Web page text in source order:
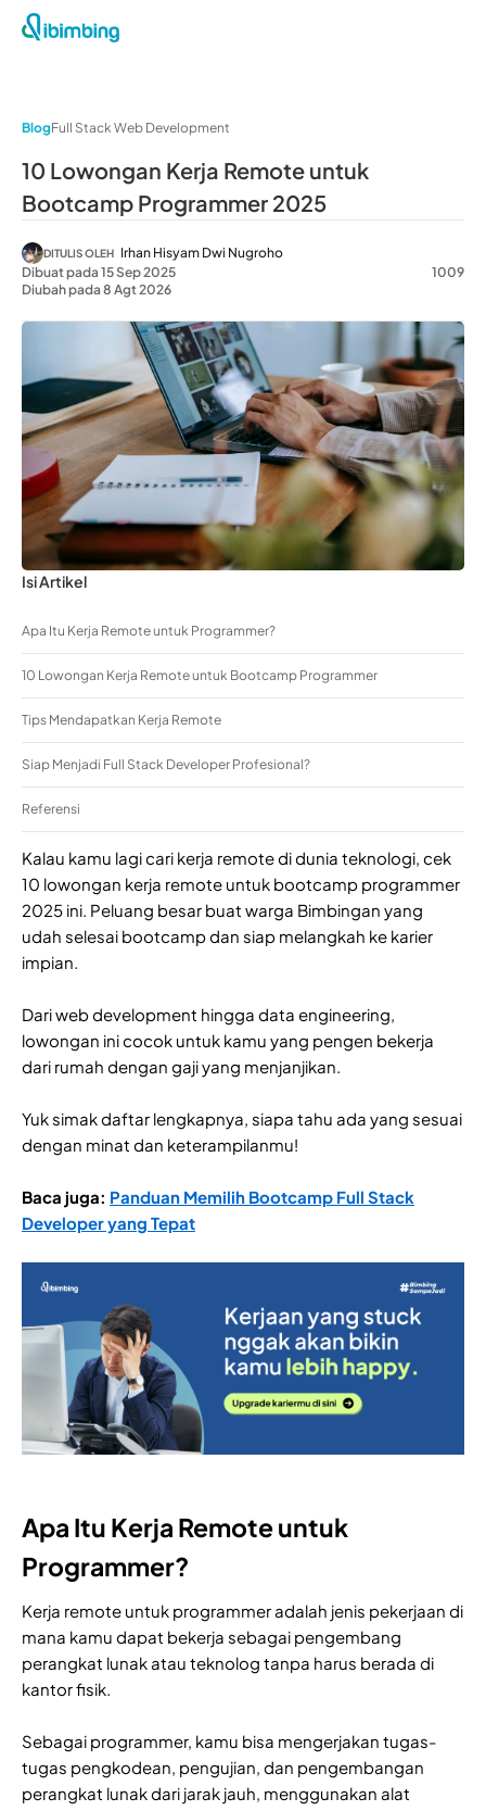
BlogFull Stack Web Development
10 Lowongan Kerja Remote untuk
Bootcamp Programmer 2025
DITULIS OLEH Irhan Hisyam Dwi Nugroho
Dibuat pada 15 Sep 2025
Diubah pada 8 Agt 2026
1009
Isi Artikel
Apa Itu Kerja Remote untuk Programmer?
10 Lowongan Kerja Remote untuk Bootcamp Programmer
Tips Mendapatkan Kerja Remote
Siap Menjadi Full Stack Developer Profesional?
Referensi
Kalau kamu lagi cari kerja remote di dunia teknologi, cek
10 lowongan kerja remote untuk bootcamp programmer
2025 ini. Peluang besar buat warga Bimbingan yang
udah selesai bootcamp dan siap melangkah ke karier
impian.
Dari web development hingga data engineering,
lowongan ini cocok untuk kamu yang pengen bekerja
dari rumah dengan gaji yang menjanjikan.
Yuk simak daftar lengkapnya, siapa tahu ada yang sesuai
dengan minat dan keterampilanmu!
Baca juga: Panduan Memilih Bootcamp Full Stack
Developer yang Tepat
Apa Itu Kerja Remote untuk
Programmer?
Kerja remote untuk programmer adalah jenis pekerjaan di
mana kamu dapat bekerja sebagai pengembang
perangkat lunak atau teknolog tanpa harus berada di
kantor fisik.
Sebagai programmer, kamu bisa mengerjakan tugas-
tugas pengkodean, pengujian, dan pengembangan
perangkat lunak dari jarak jauh, menggunakan alat